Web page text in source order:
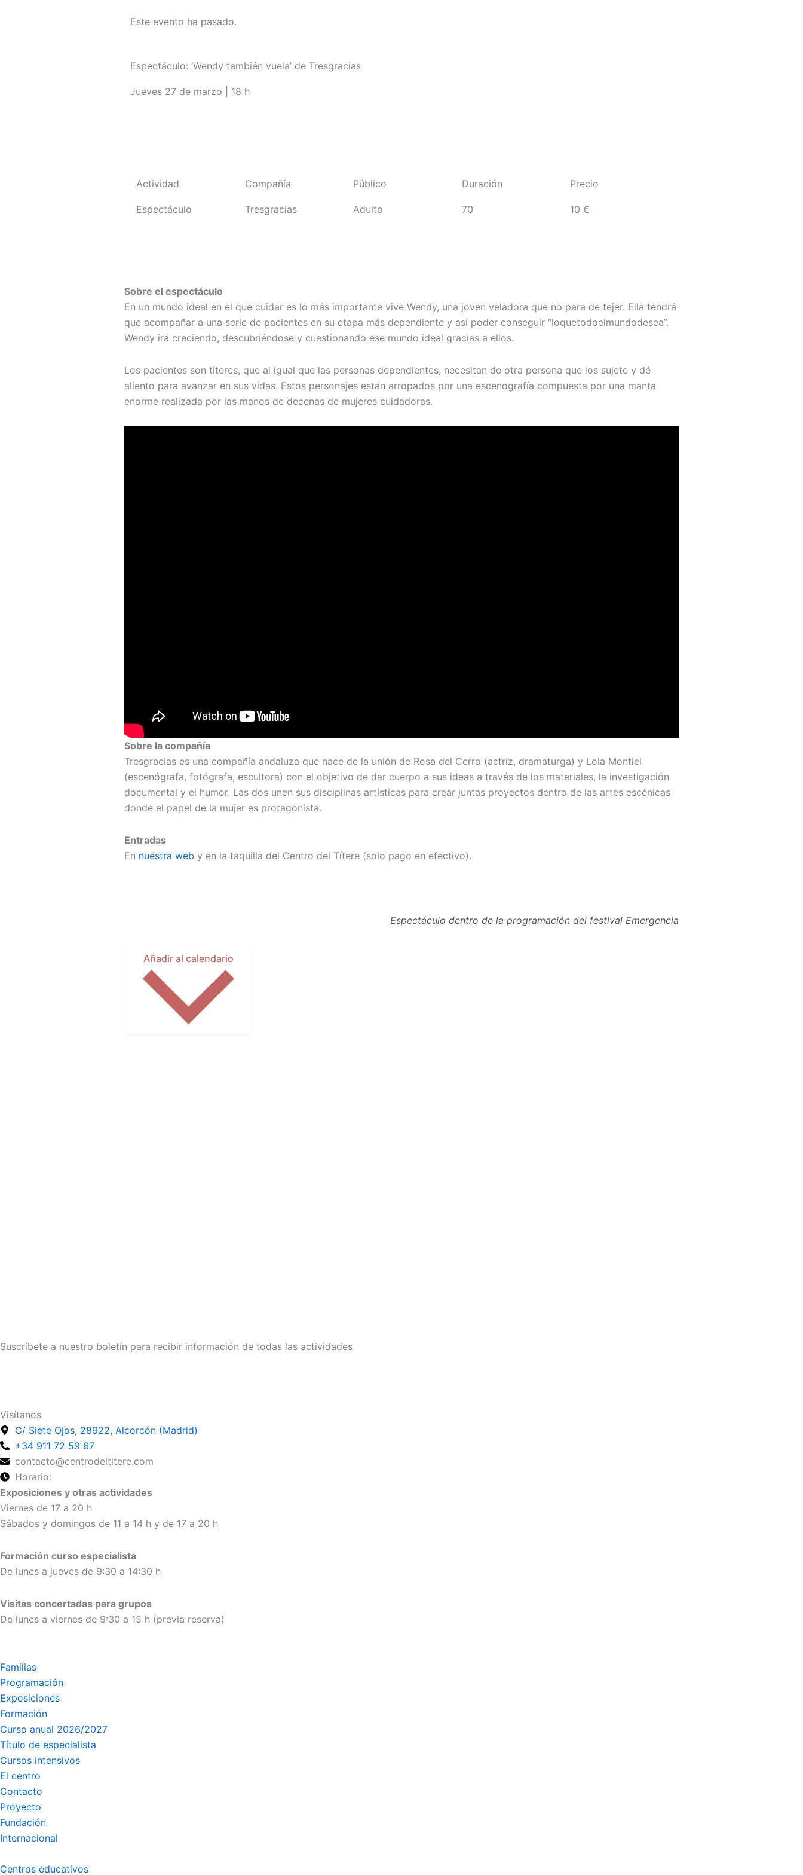
Este evento ha pasado.
Espectáculo: ‘Wendy también vuela’ de Tresgracias
Jueves 27 de marzo | 18 h
Actividad
Espectáculo
Compañía
Tresgracias
Público
Adulto
Duración
70′
Precio
10 €
Sobre el espectáculo
En un mundo ideal en el que cuidar es lo más importante vive Wendy, una joven veladora que no para de tejer. Ella tendrá
que acompañar a una serie de pacientes en su etapa más dependiente y así poder conseguir “loquetodoelmundodesea”.
Wendy irá creciendo, descubriéndose y cuestionando ese mundo ideal gracias a ellos.
Los pacientes son títeres, que al igual que las personas dependientes, necesitan de otra persona que los sujete y dé
aliento para avanzar en sus vidas. Estos personajes están arropados por una escenografía compuesta por una manta
enorme realizada por las manos de decenas de mujeres cuidadoras.
Sobre la compañía
Tresgracias es una compañía andaluza que nace de la unión de Rosa del Cerro (actriz, dramaturga) y Lola Montiel
(escenógrafa, fotógrafa, escultora) con el objetivo de dar cuerpo a sus ideas a través de los materiales, la investigación
documental y el humor. Las dos unen sus disciplinas artísticas para crear juntas proyectos dentro de las artes escénicas
donde el papel de la mujer es protagonista.
Entradas
En nuestra web y en la taquilla del Centro del Títere (solo pago en efectivo).
Espectáculo dentro de la programación del festival Emergencia
Suscríbete a nuestro boletín para recibir información de todas las actividades
Visítanos
C/ Siete Ojos, 28922, Alcorcón (Madrid)
+34 911 72 59 67
contacto@centrodeltitere.com
Horario:
Exposiciones y otras actividades
Viernes de 17 a 20 h
Sábados y domingos de 11 a 14 h y de 17 a 20 h
Formación curso especialista
De lunes a jueves de 9:30 a 14:30 h
Visitas concertadas para grupos
De lunes a viernes de 9:30 a 15 h (previa reserva)
Familias
Programación
Exposiciones
Formación
Curso anual 2026/2027
Título de especialista
Cursos intensivos
El centro
Contacto
Proyecto
Fundación
Internacional
Centros educativos